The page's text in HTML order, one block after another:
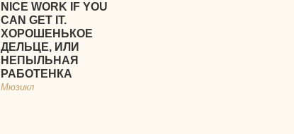
NICE WORK IF YOU
CAN GET IT.
ХОРОШЕНЬКОЕ
ДЕЛЬЦЕ, ИЛИ
НЕПЫЛЬНАЯ
РАБОТЕНКА
Мюзикл